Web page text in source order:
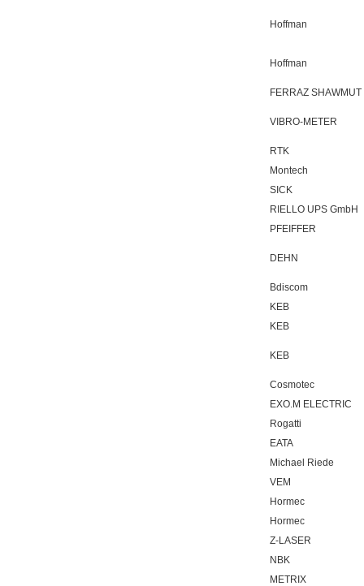
Hoffman
Hoffman
FERRAZ SHAWMUT
VIBRO-METER
RTK
Montech
SICK
RIELLO UPS GmbH
PFEIFFER
DEHN
Bdiscom
KEB
KEB
KEB
Cosmotec
EXO.M ELECTRIC
Rogatti
EATA
Michael Riede
VEM
Hormec
Hormec
Z-LASER
NBK
METRIX